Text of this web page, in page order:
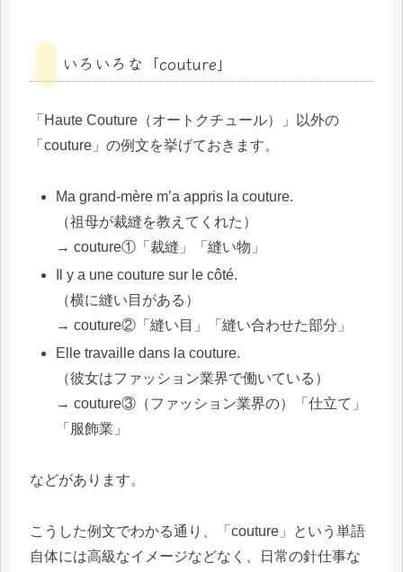
いろいろな「couture」
「Haute Couture（オートクチュール）」以外の
「couture」の例文を挙げておきます。
Ma grand-mère m’a appris la couture.
（祖母が裁縫を教えてくれた）
→ couture①「裁縫」「縫い物」
Il y a une couture sur le côté.
（横に縫い目がある）
→ couture②「縫い目」「縫い合わせた部分」
Elle travaille dans la couture.
（彼女はファッション業界で働いている）
→ couture③（ファッション業界の）「仕立て」
「服飾業」
などがあります。
こうした例文でわかる通り、「couture」という単語
自体には高級なイメージなどなく、日常の針仕事な